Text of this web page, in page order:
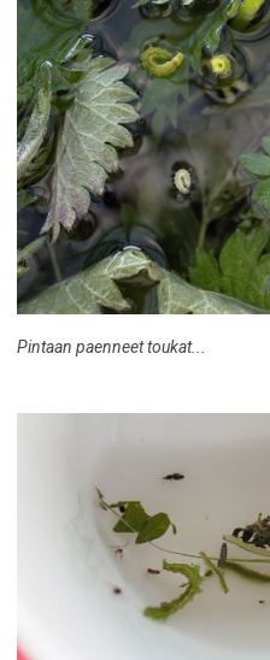
Pintaan paenneet toukat...